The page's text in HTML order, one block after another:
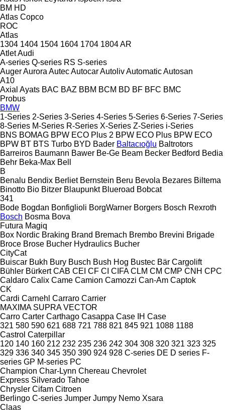
BM HD
Atlas Copco
ROC
Atlas
1304 1404 1504 1604 1704 1804AR
AtletAudi
A-series Q-series RS S-series
AugerAurora AutecAutocarAutolivAutomaticAutosan
A10
Axial Ayats BAC BAZ BBM BCM BD BF BFC BMC
Probus
BMW
1-Series 2-Series 3-Series 4-Series 5-Series 6-Series 7-Series
8-Series M-Series R-Series X-Series Z-Series i-Series
BNS BOMAG BPW ECO Plus 2 BPW ECO Plus BPW ECO
BPW BT BTS Turbo BYD Bader Baltacıoğlu Baltrotors
Barreiros Baumann Bawer Be-Ge Beam Becker Bedford Bedia
Behr Beka-Max Bell
B
Benalu Bendix Berliet Bernstein Beru Bevola Bezares Biltema
Binotto Bio Bitzer Blaupunkt Blueroad Bobcat
341
Bode Bogdan Bonfiglioli BorgWarner Borgers Bosch Rexroth
Bosch Bosma Bova
Futura Magiq
Box Nordic Braking Brand Bremach Brembo Brevini Brigade
Broce Brose Bucher Hydraulics Bucher
CityCat
Buiscar Bukh Bury Busch Bush Hog Bustec Bär Cargolift
Bühler Bürkert CAB CEI CF CI CIFA CLM CM CMP CNH CPC
Caldaro Calix Came Camion Camozzi Can-Am Captok
CK
Cardi Carnehl Carraro Carrier
MAXIMA SUPRA VECTOR
Carro Carter Carthago Casappa Case IH Case
321 580 590 621 688 721 788 821 845 921 1088 1188
Castrol Caterpillar
120 140 160 212 232 235 236 242 304 308 320 321 323 325
329 336 340 345 350 390 924 928 C-series DE D series F-
series GP M-series PC
Champion Char-Lynn Chereau Chevrolet
Express Silverado Tahoe
Chrysler Cifam Citroen
Berlingo C-series Jumper Jumpy Nemo Xsara
Claas